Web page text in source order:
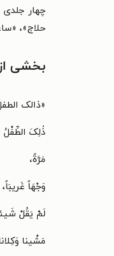
چهار
حلاج»،
بخشی
«ذالک
ذٰلِکَ الطِّفْلُ
مَرَّةً،
وَجْهَاً غَریبَاً،
لَمْ یَقُلْ
مَشْینا